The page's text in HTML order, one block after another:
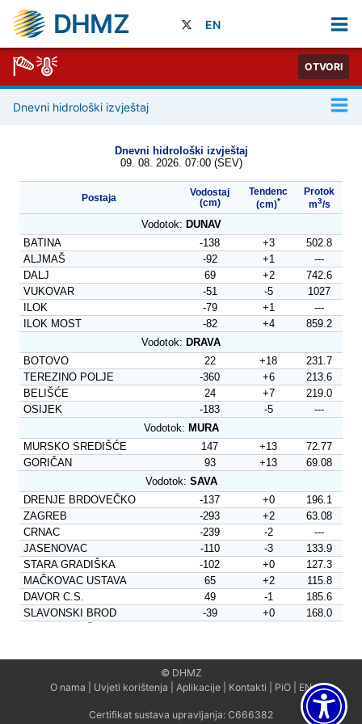
DHMZ EN
OTVORI
Dnevni hidrološki izvještaj
© DHMZ
O nama
Uvjeti korištenja Aplikacije Kontakti PiO EN
Certifikat sustava upravljanja: C666382